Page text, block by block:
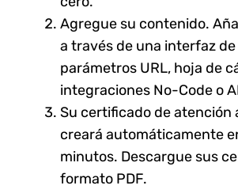
Agregue su contenido.
a través de una interfaz
parámetros URL, hoja de
integraciones No-Code o
Su certificado de atención
creará automáticamente
minutos. Descargue sus
formato PDF.